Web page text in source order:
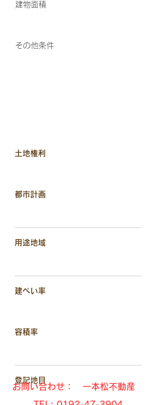
​建物面積
その他条件
土地権利
都市計画
用途地域
建ぺい率
容積率
​登記地目
お問い合わせ： 一本松不動産